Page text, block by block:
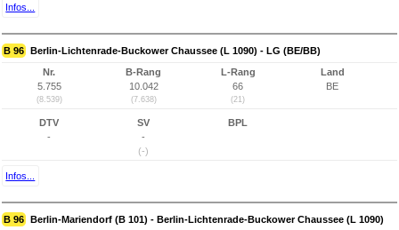
Infos...
B 96 Berlin-Lichtenrade-Buckower Chaussee (L 1090) - LG (BE/BB)
Nr.
5.755
(8.539)
B-Rang
10.042
(7.638)
L-Rang
66
(21)
Land
BE
DTV
-
SV
-
(-)
BPL
Infos...
B 96 Berlin-Mariendorf (B 101) - Berlin-Lichtenrade-Buckower Chaussee (L 1090)